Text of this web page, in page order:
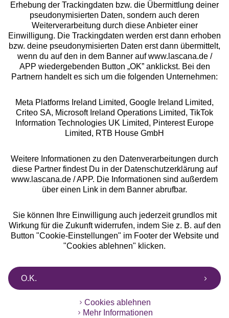
Über uns
Rechtliches
Alle Preise inkl. MwSt., zzgl.
Versandkosten
** Bonität vorausgesetzt, berechtigt zur Bonitätsprüfung
Erhebung der Trackingdaten bzw. die Übermittlung deiner
pseudonymisierten Daten, sondern auch deren
Weiterverarbeitung durch diese Anbieter einer
Einwilligung. Die Trackingdaten werden erst dann erhoben
bzw. deine pseudonymisierten Daten erst dann übermittelt,
wenn du auf den in dem Banner auf www.lascana.de /
APP wiedergebenden Button „OK” anklickst. Bei den
Partnern handelt es sich um die folgenden Unternehmen:
Meta Platforms Ireland Limited, Google Ireland Limited,
Criteo SA, Microsoft Ireland Operations Limited, TikTok
Information Technologies UK Limited, Pinterest Europe
Limited, RTB House GmbH
Weitere Informationen zu den Datenverarbeitungen durch
diese Partner findest Du in der Datenschutzerklärung auf
www.lascana.de / APP. Die Informationen sind außerdem
über einen Link in dem Banner abrufbar.
Sie können Ihre Einwilligung auch jederzeit grundlos mit
Wirkung für die Zukunft widerrufen, indem Sie z. B. auf den
Button "Cookie-Einstellungen" im Footer der Website und
"Cookies ablehnen" klicken.
O.K.
Cookies ablehnen
Mehr Informationen